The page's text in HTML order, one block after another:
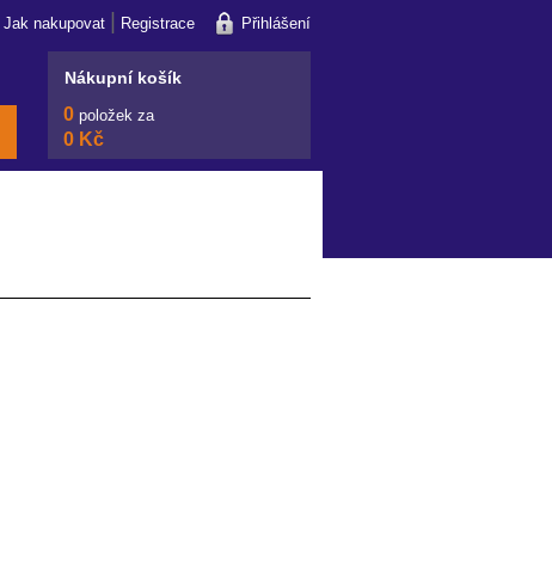
Jak nakupovat | Registrace Přihlášení
Nákupní košík
0položek za
0 Kč